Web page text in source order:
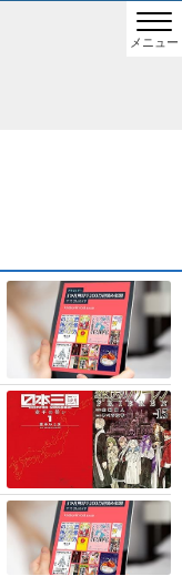
メニュー